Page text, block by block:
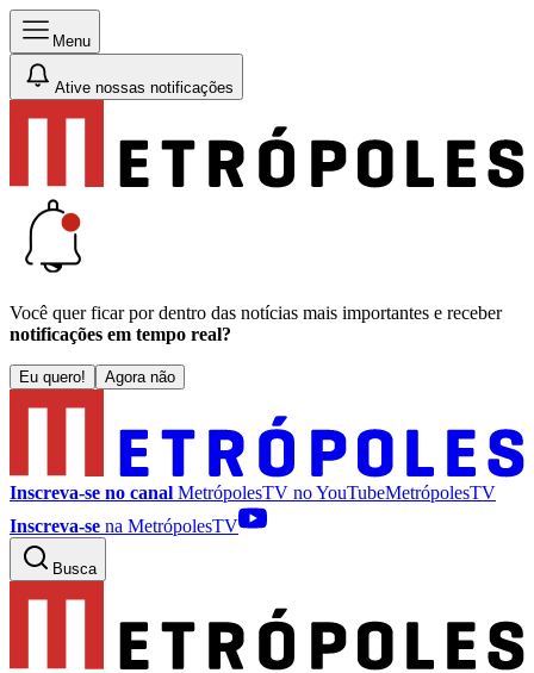
Menu
Ative nossas notificações
Você quer ficar por dentro das notícias mais importantes e receber
notificações em tempo real?
Eu quero! Agora não
Inscreva-se no canal MetrópolesTV noYouTubeMetrópolesTV
Inscreva-se na MetrópolesTV
Busca